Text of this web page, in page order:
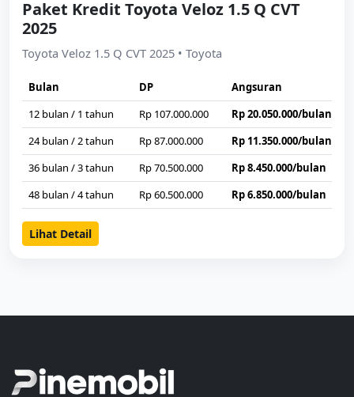
Paket Kredit Toyota Veloz 1.5 Q CVT
2025
Toyota Veloz 1.5 Q CVT 2025 • Toyota
Bulan DP
Angsuran
12 bulan / 1 tahun
Rp 107.000.000
Rp 20.050.000/bulan
24 bulan / 2 tahun
Rp 87.000.000
Rp 11.350.000/bulan
36 bulan / 3 tahun
Rp 70.500.000
Rp 8.450.000/bulan
48 bulan / 4 tahun
Rp 60.500.000 Rp 6.850.000/bulan
Lihat Detail